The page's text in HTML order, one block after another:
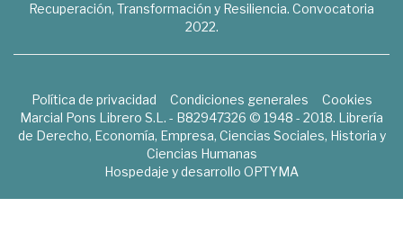
Recuperación, Transformación y Resiliencia. Convocatoria
2022.
Política de privacidad Condiciones generales
Cookies
Marcial Pons Librero S.L. - B82947326 © 1948 - 2018. Librería
de Derecho, Economía, Empresa, Ciencias Sociales, Historia y
Ciencias Humanas
Hospedaje y desarrollo OPTYMA